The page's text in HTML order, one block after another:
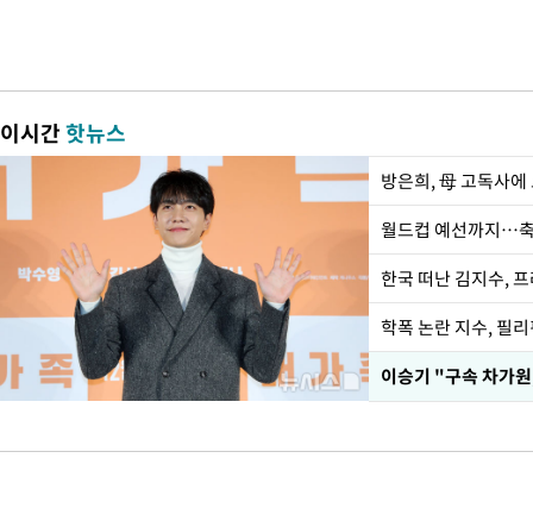
이시간핫뉴스
방은희, 母 고독사
월드컵 예선까지…
한국 떠난 김지수,
학폭 논란 지수, 필
이승기 "구속 차가